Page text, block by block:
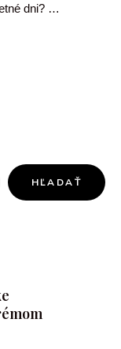
dni? …
HĽADAŤ